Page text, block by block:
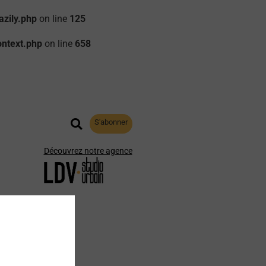
on line 125
on line 658
S'abonner
Découvrez notre agence